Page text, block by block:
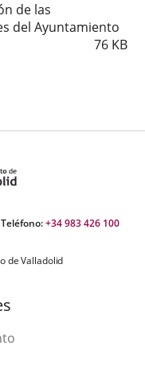
de las
del Ayuntamiento
76 KB
+34 983 426 100
de Valladolid